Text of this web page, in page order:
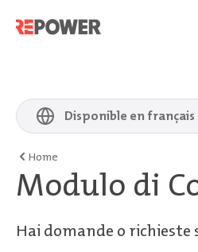
Disponible en français
Home
Modulo di
Hai domande o richieste